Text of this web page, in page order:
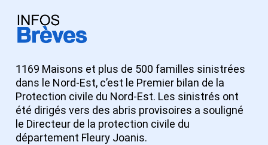
1169 Maisons et plus de 500 familles sinistrées
dans le Nord-Est, c’est le Premier bilan de la
Protection civile du Nord-Est. Les sinistrés ont
été dirigés vers des abris provisoires a souligné
le Directeur de la protection civile du
département Fleury Joanis.